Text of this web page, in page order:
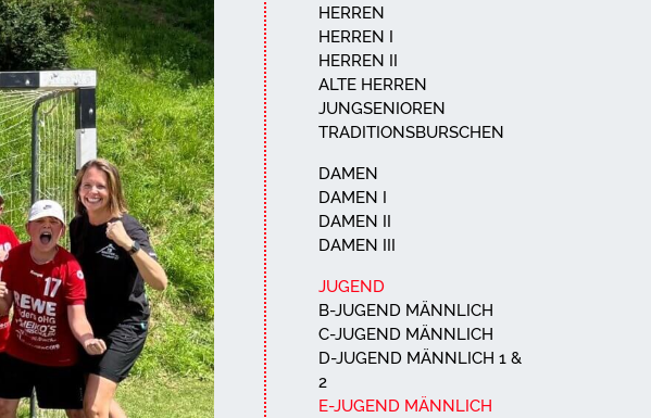
HERREN
HERREN I
HERREN II
ALTE HERREN
JUNGSENIOREN
TRADITIONSBURSCHEN
DAMEN
DAMEN I
DAMEN II
DAMEN III
JUGEND
B-JUGEND MÄNNLICH
C-JUGEND MÄNNLICH
D-JUGEND MÄNNLICH 1 &
2
E-JUGEND MÄNNLICH